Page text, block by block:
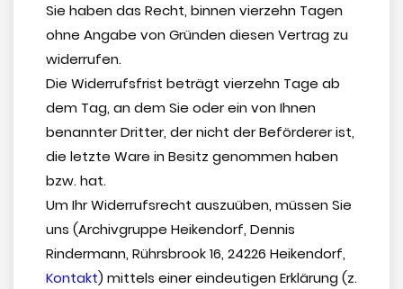
Sie haben das Recht, binnen vierzehn Tagen
ohne Angabe von Gründen diesen Vertrag zu
widerrufen.
Die Widerrufsfrist beträgt vierzehn Tage ab
dem Tag, an dem Sie oder ein von Ihnen
benannter Dritter, der nicht der Beförderer ist,
die letzte Ware in Besitz genommen haben
bzw. hat.
Um Ihr Widerrufsrecht auszuüben, müssen Sie
uns (Archivgruppe Heikendorf, Dennis
Rindermann, Rührsbrook 16, 24226 Heikendorf,
Kontakt) mittels einer eindeutigen Erklärung (z.